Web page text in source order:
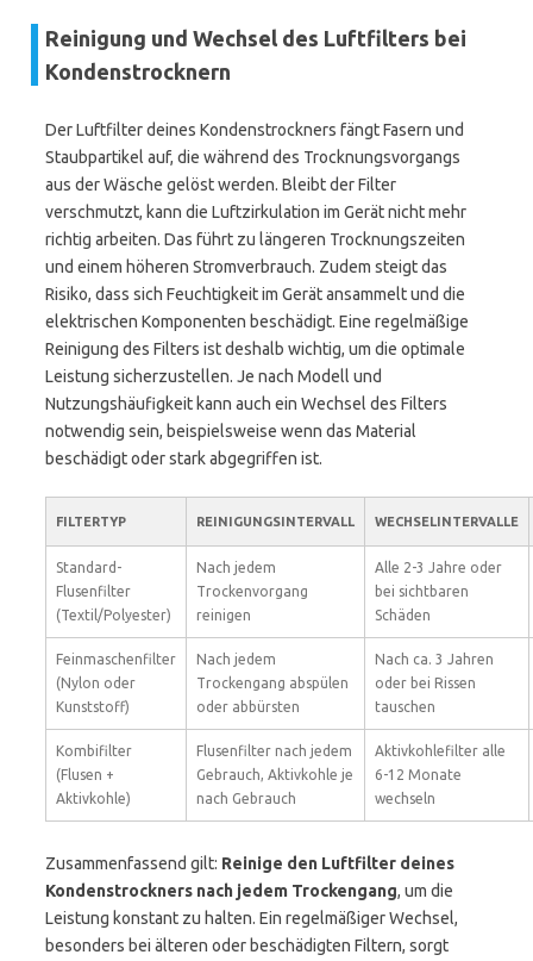
Reinigung und Wechsel des Luftfilters bei
Kondenstrocknern
Der Luftfilter deines Kondenstrockners fängt Fasern und
Staubpartikel auf, die während des Trocknungsvorgangs
aus der Wäsche gelöst werden. Bleibt der Filter
verschmutzt, kann die Luftzirkulation im Gerät nicht mehr
richtig arbeiten. Das führt zu längeren Trocknungszeiten
und einem höheren Stromverbrauch. Zudem steigt das
Risiko, dass sich Feuchtigkeit im Gerät ansammelt und die
elektrischen Komponenten beschädigt. Eine regelmäßige
Reinigung des Filters ist deshalb wichtig, um die optimale
Leistung sicherzustellen. Je nach Modell und
Nutzungshäufigkeit kann auch ein Wechsel des Filters
notwendig sein, beispielsweise wenn das Material
beschädigt oder stark abgegriffen ist.
FILTERTYP REINIGUNGSINTERVALL WECHSELINTERVALLE
Standard-
Flusenfilter
(Textil/Polyester)
Nach jedem
Trockenvorgang
reinigen
Alle 2-3 Jahre oder
bei sichtbaren
Schäden
Feinmaschenfilter
(Nylon oder
Kunststoff)
Nach jedem
Trockengang abspülen
oder abbürsten
Nach ca. 3 Jahren
oder bei Rissen
tauschen
Kombifilter
(Flusen +
Aktivkohle)
Flusenfilter nach jedem
Gebrauch, Aktivkohle je
nach Gebrauch
Aktivkohlefilter alle
6-12 Monate
wechseln
Zusammenfassend gilt: Reinige den Luftfilter deines
Kondenstrockners nach jedem Trockengang, um die
Leistung konstant zu halten. Ein regelmäßiger Wechsel,
besonders bei älteren oder beschädigten Filtern, sorgt